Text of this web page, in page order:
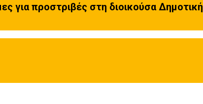
για προστριβές στη διοικούσα Δημοτική